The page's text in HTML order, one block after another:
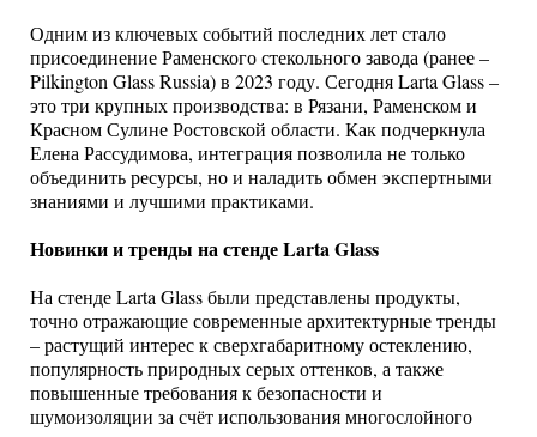
Одним из ключевых событий последних лет стало
присоединение Раменского стекольного завода (ранее –
Pilkington Glass Russia) в 2023 году. Сегодня Larta Glass –
это три крупных производства: в Рязани, Раменском и
Красном Сулине Ростовской области. Как подчеркнула
Елена Рассудимова, интеграция позволила не только
объединить ресурсы, но и наладить обмен экспертными
знаниями и лучшими практиками.
Новинки и тренды на стенде Larta Glass
На стенде Larta Glass были представлены продукты,
точно отражающие современные архитектурные тренды
– растущий интерес к сверхгабаритному остеклению,
популярность природных серых оттенков, а также
повышенные требования к безопасности и
шумоизоляции за счёт использования многослойного